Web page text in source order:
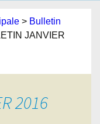
> Bulletin
JANVIER
2016